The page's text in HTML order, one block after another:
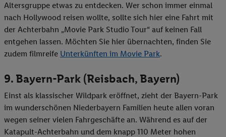
Altersgruppe etwas zu entdecken. Wer schon immer einmal
nach Hollywood reisen wollte, sollte sich hier eine Fahrt mit
der Achterbahn „Movie Park Studio Tour“ auf keinen Fall
entgehen lassen. Möchten Sie hier übernachten, finden Sie
zudem filmreife Unterkünften im Movie Park.
9. Bayern-Park (Reisbach, Bayern)
Einst als klassischer Wildpark eröffnet, zieht der Bayern-Park
im wunderschönen Niederbayern Familien heute allen voran
wegen seiner vielen Fahrgeschäfte an. Während es auf der
Katapult-Achterbahn und dem knapp 110 Meter hohen